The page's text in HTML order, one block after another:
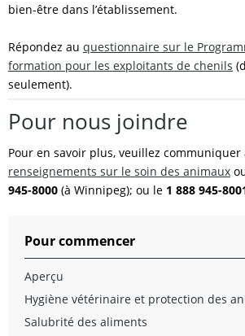
bien-être dans l’établissement.
Répondez au questionnaire sur le
formation pour les exploitants de chenils
seulement).
Pour nous joindre
Pour en savoir plus, veuillez communiquer
renseignements sur le soin des animaux
945-8000 (à Winnipeg); ou le 1 888 945-
Pour commencer
Aperçu
Hygiène vétérinaire et protection des
Salubrité des aliments